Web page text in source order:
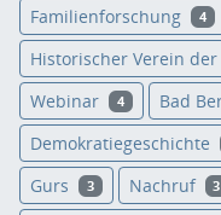
Familienforschung 4
Historischer Verein der
Webinar 4 Bad
Demokratiegeschichte
Gurs 3 Nachruf 3